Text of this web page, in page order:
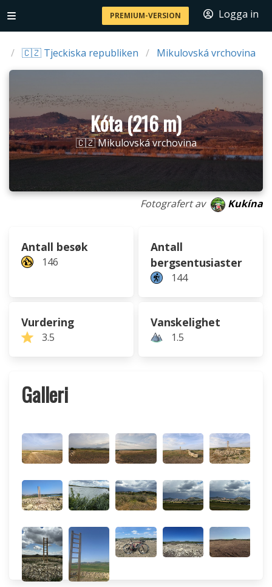
PREMIUM-VERSION Logga in
🇨🇿 Tjeckiska republiken Mikulovská vrchovina
Kóta (216 m)
🇨🇿 Mikulovská vrchovina
Fotografert av Kukína
Antall besøk
146
Antall
bergsentusiaster
144
Vurdering
3.5
Vanskelighet
1.5
Galleri